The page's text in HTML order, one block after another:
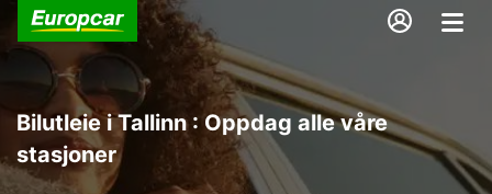
Bilutleie i Tallinn : Oppdag alle våre
stasjoner